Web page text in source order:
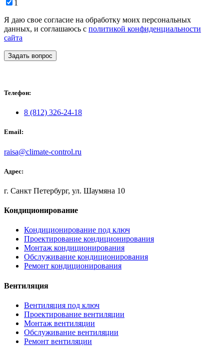
1
Я даю свое согласие на обработку моих персональных
данных, и соглашаюсь с политикой конфиденциальности
сайта
Задать вопрос
Телефон:
8 (812) 326-24-18
Email:
raisa@climate-control.ru
Адрес:
г. Санкт Петербург, ул. Шаумяна 10
Кондиционирование
Кондиционирование под ключ
Проектирование кондиционирования
Монтаж кондиционирования
Обслуживание кондиционирования
Ремонт кондиционирования
Вентиляция
Вентиляция под ключ
Проектирование вентиляции
Монтаж вентиляции
Обслуживание вентиляции
Ремонт вентиляции